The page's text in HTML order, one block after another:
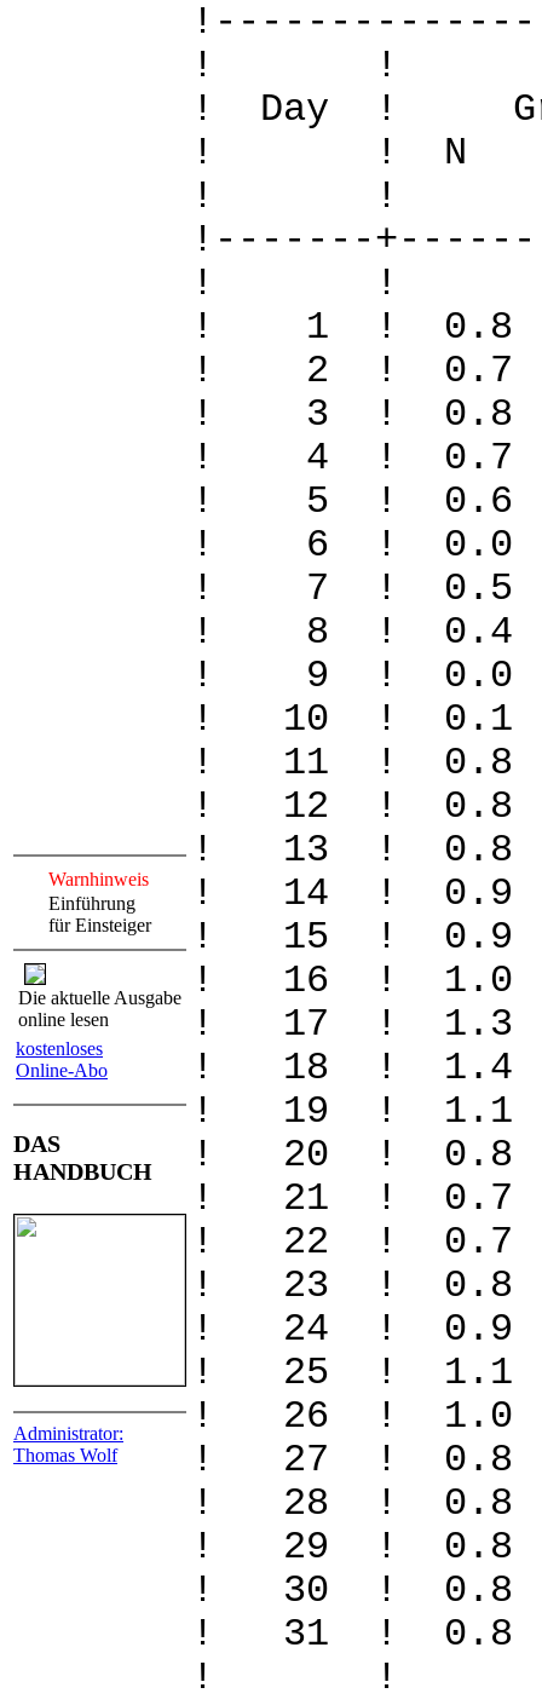
Warnhinweis
Einführung
für Einsteiger
Die aktuelle Ausgabe
online lesen
kostenloses
Online-Abo
DAS
HANDBUCH
Administrator:
Thomas Wolf
!
! Day !
! ! N S
!
!-------
!
! 1 ! 0.8
! 2 ! 0.7
! 3 ! 0.8
! 4 ! 0.7
! 5 ! 0.6
! 6 !
! 7 !
! 8 !
! 9 !
! 10 !
! 11 !
! 12 !
! 13 !
! 14 !
! 15 !
! 16 !
! 17 ! 1.3
! 18 !
! 19 !
! 20 !
! 21 !
! 22 !
! 23 !
! 24 !
! 25 ! 1.1
! 26 ! 1.0
! 27 ! 0.8
! 28 ! 0.8
! 29 ! 0.8
! 30 ! 0.8
! 31 ! 0.8
!